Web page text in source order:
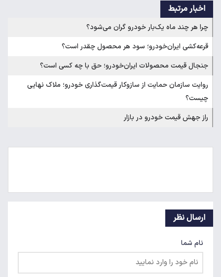
اخبار مرتبط
چرا هر چند ماه یک‌بار خودرو گران می‌شود؟
قرعه‌کشی ایران‌خودرو؛ سود هر محصول چقدر است؟
جنجال قیمت محصولات ایران‌خودرو؛ حق با چه کسی است؟
روایت سازمان حمایت از سازوکار قیمت‌گذاری خودرو؛ ملاک نهایی
چیست؟
راز جهش قیمت خودرو در بازار
ارسال نظر
نام شما